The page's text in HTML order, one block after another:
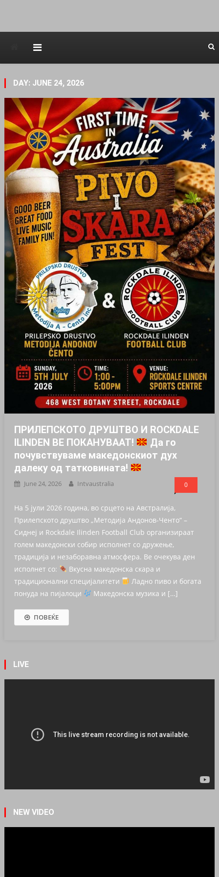
DAY: JUNE 24, 2026
ПРИЛЕПСКОТО ДРУШТВО И ROCKDALE
ILINDEN ВЕ ПОКАНУВААТ!
Да го
почувствуваме македонскиот дух
далеку од татковината!
June 24, 2026 Intvaustralia 0
На 5 јули 2026 година, во срцето на Австралија,
Прилепското друштво „Методија Андонов-Ченто“ –
Сиднеј и Rockdale Ilinden Football Club организираат
голем македонски собир исполнет со дружење,
традиција и незаборавна атмосфера. Ве очекува ден
исполнет со:
Вкусна македонска скара и
традиционални специјалитети
Ладно пиво и богата
понуда на пијалоци
Македонска музика и […]
ПОВЕЌЕ
LIVE
NEW VIDEO